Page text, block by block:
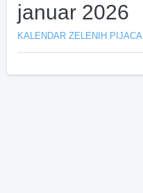
januar 2026
KALENDAR ZELENIH PIJACA